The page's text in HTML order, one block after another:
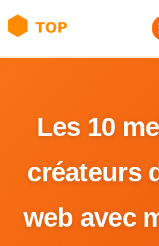
Les 10
créateurs
web avec